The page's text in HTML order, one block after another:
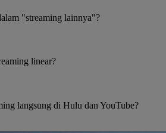
"streaming lainnya"?
linear?
langsung di Hulu dan YouTube?